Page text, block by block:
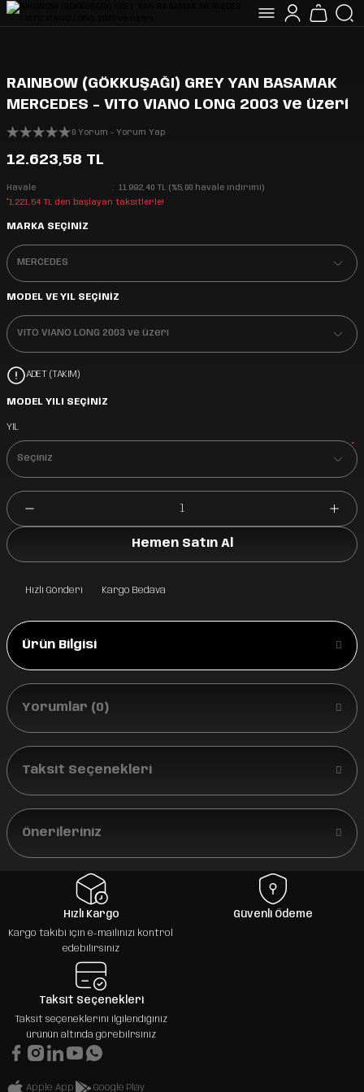
RAINBOW (GÖKKUŞAĞI) GREY YAN BASAMAK
MERCEDES - VITO VIANO LONG 2003 ve üzeri
0 Yorum - Yorum Yap
12.623,58 TL
Havale
11.992,40 TL (%5,00 havale indirimi)
*1.221,54 TL den başlayan taksitlerle!
MARKA SEÇİNİZ
MODEL VE YIL SEÇİNİZ
ADET (TAKIM)
MODEL YILI SEÇİNİZ
YIL
*
Hemen Satın Al
Hızlı Gönderi Kargo Bedava
Ürün Bilgisi
Yorumlar (0)
Taksit Seçenekleri
Önerileriniz
Hızlı Kargo
Kargo takibi için e-mailinizi kontrol
edebilirsiniz
Güvenli Ödeme
Taksit Seçenekleri
Taksit seçeneklerini ilgilendiğiniz
ürünün altında görebilrsiniz
Apple App Google Play